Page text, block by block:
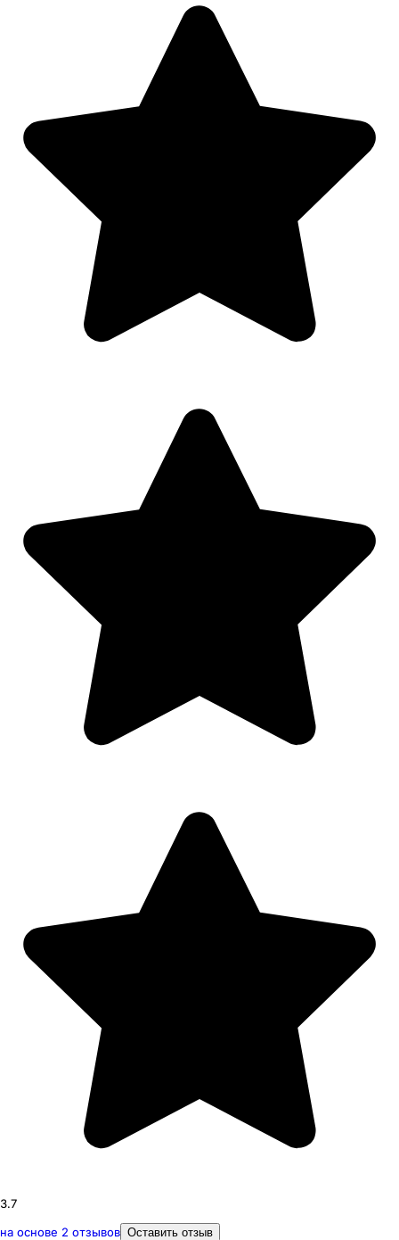
3.7
на основе 2 отзывов Оставить отзыв